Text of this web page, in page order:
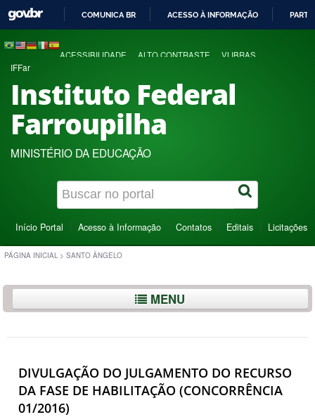
COMUNICA BR ACESSO À INFORMAÇÃO
ACESSIBILIDADE ALTO CONTRASTE VLIBRAS
IFFar
Instituto Federal
Farroupilha
MINISTÉRIO DA EDUCAÇÃO
Início Portal Acesso à Informação Contatos Editais Licitações
PÁGINA INICIAL > SANTO ÂNGELO
MENU
DIVULGAÇÃO DO JULGAMENTO DO RECURSO
DA FASE DE HABILITAÇÃO (CONCORRÊNCIA
01/2016)